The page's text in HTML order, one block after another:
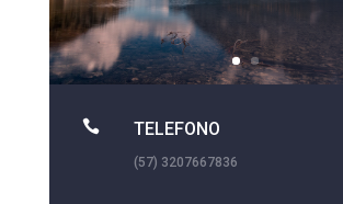
 TELEFONO
(57) 3207667836